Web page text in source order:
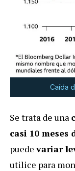
Caída
Se trata de una
casi 10 meses
puedevariar
utilice para